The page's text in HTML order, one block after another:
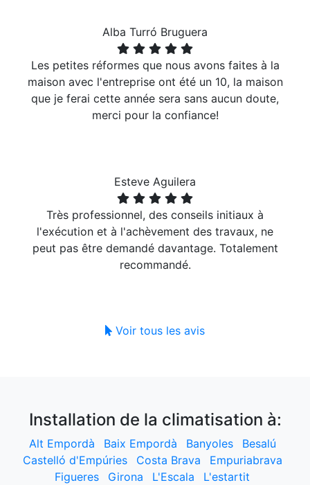
Alba Turró Bruguera
Les petites réformes que nous avons faites à la
maison avec l'entreprise ont été un 10, la maison
que je ferai cette année sera sans aucun doute,
merci pour la confiance!
Esteve Aguilera
Très professionnel, des conseils initiaux à
l'exécution et à l'achèvement des travaux, ne
peut pas être demandé davantage. Totalement
recommandé.
Voir tous les avis
Installation de la climatisation à:
Alt Empordà Baix Empordà Banyoles
Besalú
Castelló d'Empúries
Costa Brava
Empuriabrava
Figueres
Girona L'Escala
L'estartit